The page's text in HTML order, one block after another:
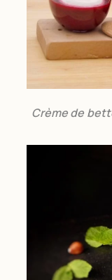
Crème de